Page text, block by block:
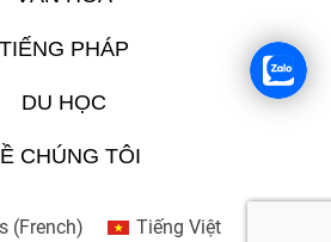
TIẾNG PHÁP
DU HỌC
CHÚNG TÔI
(French) Tiếng Việt